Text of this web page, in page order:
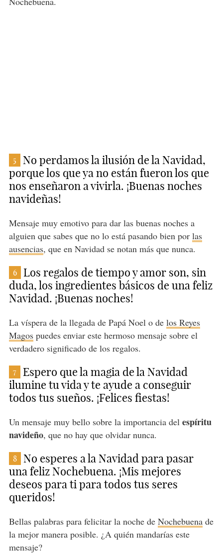
5
No perdamos la ilusión de la Navidad,
porque los que ya no están fueron los que
nos enseñaron a vivirla. ¡Buenas noches
navideñas!
Mensaje muy emotivo para dar las buenas noches a
alguien que sabes que no lo está pasando bien por las
ausencias, que en Navidad se notan más que nunca.
6
Los regalos de tiempo y amor son, sin
duda, los ingredientes básicos de una feliz
Navidad. ¡Buenas noches!
La víspera de la llegada de Papá Noel o de los Reyes
Magospuedes enviar este hermoso mensaje sobre el
verdadero significado de los regalos.
7
Espero que la magia de la Navidad
ilumine tu vida y te ayude a conseguir
todos tus sueños. ¡Felices fiestas!
Un mensaje muy bello sobre la importancia del espíritu
navideño, que no hay que olvidar nunca.
8
No esperes a la Navidad para pasar
una feliz Nochebuena. ¡Mis mejores
deseos para ti para todos tus seres
queridos!
Bellas palabras para felicitar la noche de Nochebuenade
la mejor manera posible. ¿A quién mandarías este
mensaje?